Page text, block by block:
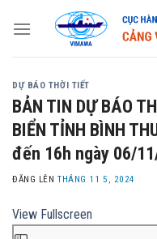
DỰ BÁO THỜI TIẾT
BẢN TIN DỰ BÁO
BIỂN TỈNH BÌNH
đến 16h ngày 06/
ĐĂNG LÊNTHÁNG 11 5, 2024
View Fullscreen